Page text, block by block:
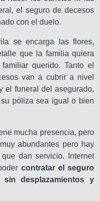
el seguro de decesos
con el duelo.
se encarga las flores,
que la familia quiera
querido. Tanto el
van a cubrir a nivel
el funeral del asegurado,
póliza sea igual o bien
mucha presencia, pero
abundantes pero hay
dan servicio. Internet
contratar el seguro
desplazamientos y